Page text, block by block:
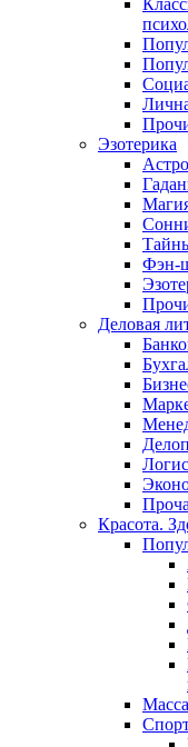
Эзотерика
Фэн-
Деловая
Красота.